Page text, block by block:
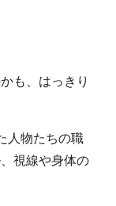
も、はっきり
人物たちの職
視線や身体の